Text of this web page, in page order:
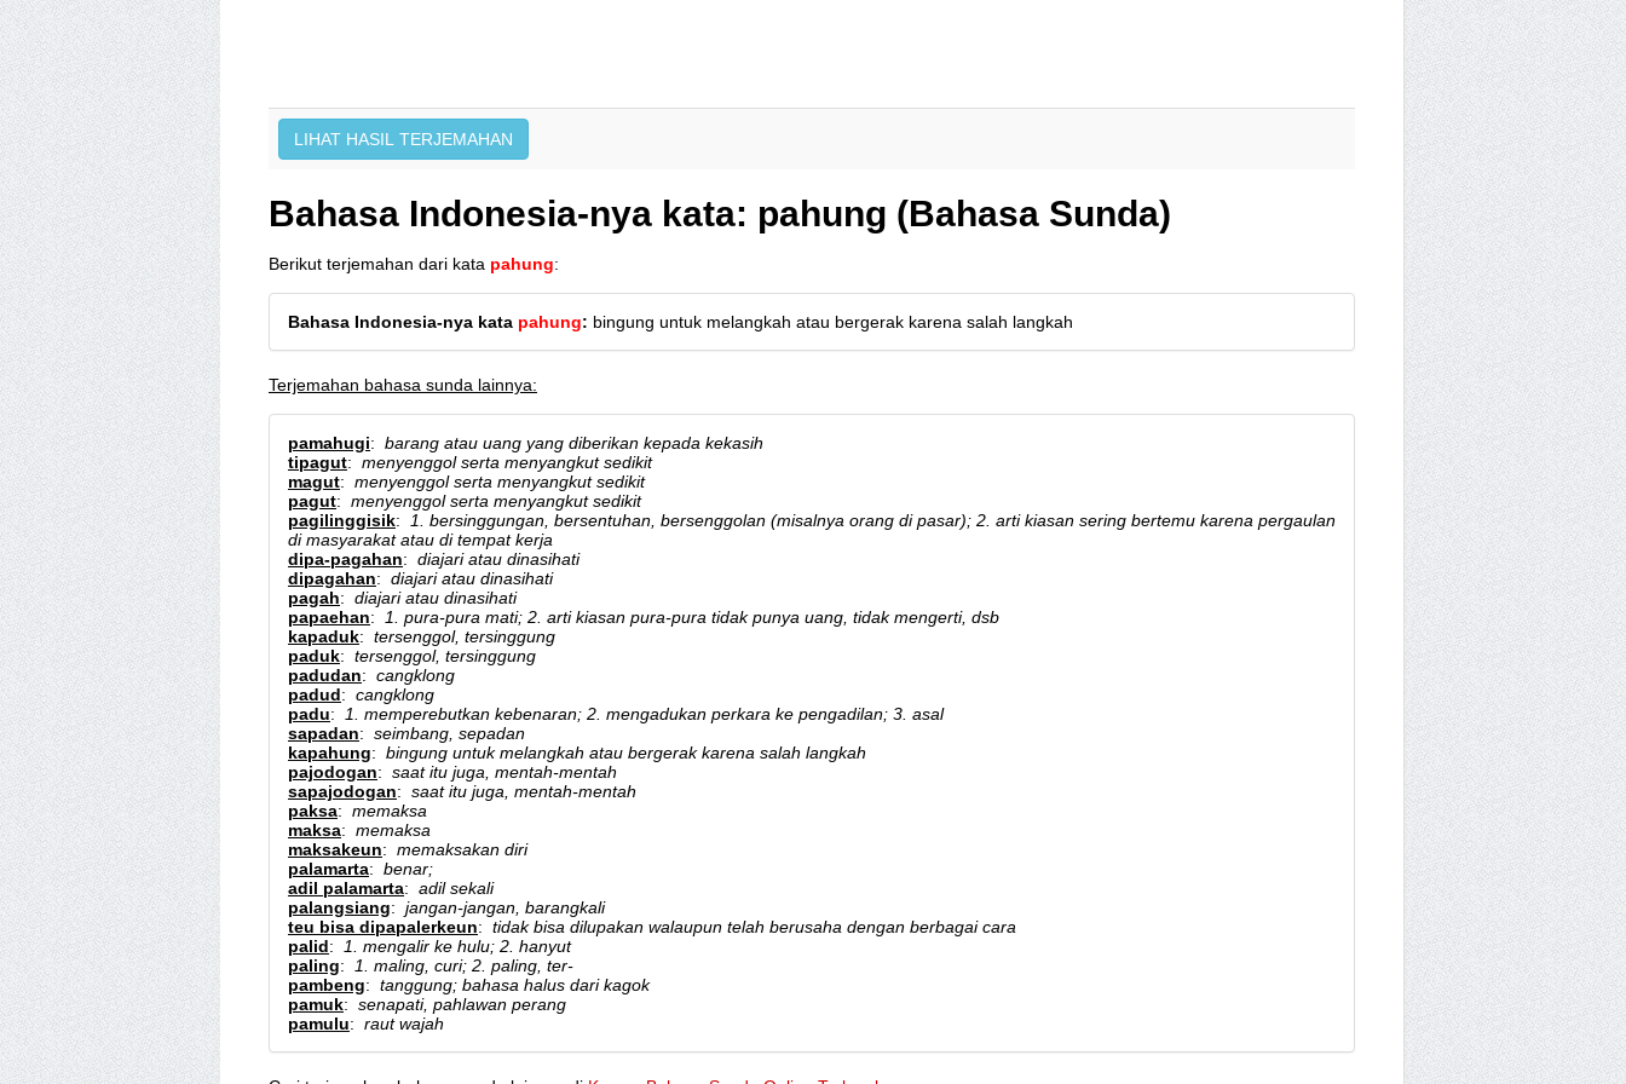
Bahasa Indonesia-nya kata: pahung (Bahasa Sunda)
Berikut terjemahan dari kata pahung:
Bahasa Indonesia-nya kata pahung: bingung untuk melangkah atau bergerak karena salah langkah
Terjemahan bahasa sunda lainnya:
pamahugi: barang atau uang yang diberikan kepada kekasih
tipagut: menyenggol serta menyangkut sedikit
magut: menyenggol serta menyangkut sedikit
pagut: menyenggol serta menyangkut sedikit
pagilinggisik:
1. bersinggungan, bersentuhan, bersenggolan (misalnya orang di pasar); 2. arti kiasan sering bertemu karena pergaulan
di masyarakat atau di tempat kerja
dipa-pagahan: diajari atau dinasihati
dipagahan: diajari atau dinasihati
pagah: diajari atau dinasihati
papaehan:
1. pura-pura mati; 2. arti kiasan pura-pura tidak punya uang, tidak mengerti, dsb
kapaduk: tersenggol, tersinggung
paduk: tersenggol, tersinggung
padudan: cangklong
padud: cangklong
padu:
1. memperebutkan kebenaran; 2. mengadukan perkara ke pengadilan; 3. asal
sapadan: seimbang, sepadan
kapahung: bingung untuk melangkah atau bergerak karena salah langkah
pajodogan: saat itu juga, mentah-mentah
sapajodogan: saat itu juga, mentah-mentah
paksa: memaksa
maksa: memaksa
maksakeun: memaksakan diri
palamarta: benar;
adil palamarta: adil sekali
palangsiang: jangan-jangan, barangkali
teu bisa dipapalerkeun: tidak bisa dilupakan walaupun telah berusaha dengan berbagai cara
palid:
1. mengalir ke hulu; 2. hanyut
paling:
1. maling, curi; 2. paling, ter-
pambeng: tanggung; bahasa halus dari kagok
pamuk: senapati, pahlawan perang
pamulu: raut wajah